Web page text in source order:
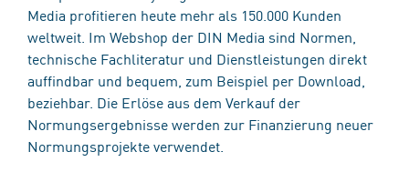
Media profitieren heute mehr als 150.000 Kunden
weltweit. Im Webshop der DIN Media sind Normen,
technische Fachliteratur und Dienstleistungen direkt
auffindbar und bequem, zum Beispiel per Download,
beziehbar. Die Erlöse aus dem Verkauf der
Normungsergebnisse werden zur Finanzierung neuer
Normungsprojekte verwendet.